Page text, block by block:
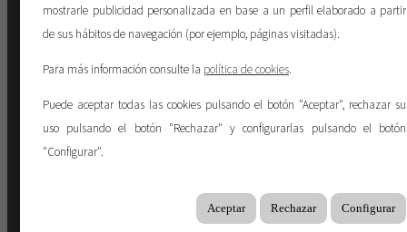
mostrarle publicidad personalizada en base a un perfil elaborado a partir
de sus hábitos de navegación (por ejemplo, páginas visitadas).
Para más información consulte la política de cookies.
Puede aceptar todas las cookies pulsando el botón "Aceptar", rechazar su
uso pulsando el botón "Rechazar" y configurarlas pulsando el botón
"Configurar".
Aceptar Rechazar Configurar